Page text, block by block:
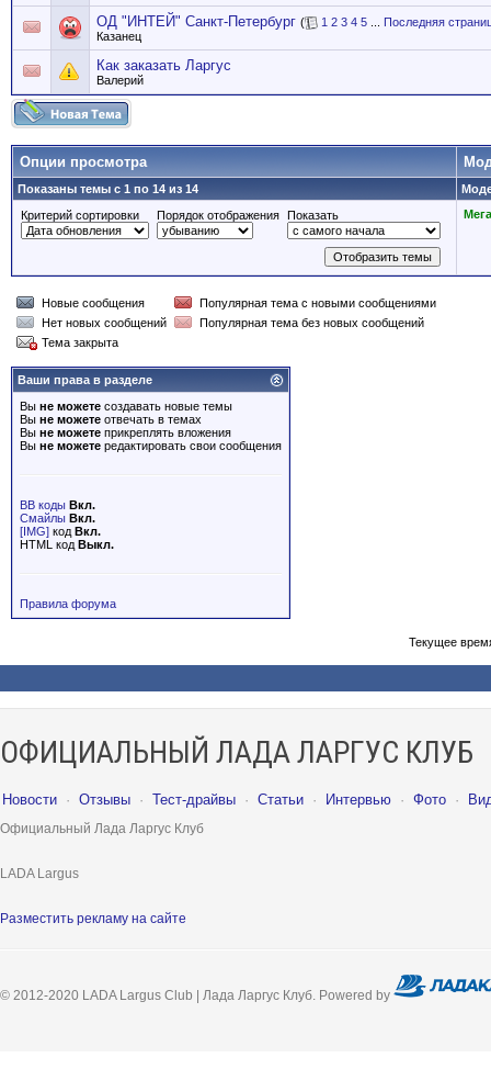
ОД "ИНТЕЙ" Санкт-Петербург ( 1 2 3 4 5
Последняя
Казанец
Как заказать Ларгус
Валерий
Опции просмотра
Показаны темы с 1 по 14 из 14
Критерий сортировки
Порядок отображения Показать
Новые сообщения
Популярная тема с новыми сообщениями
Нет новых сообщений
Популярная тема без новых сообщений
Тема закрыта
Ваши права в разделе
Вы не можете создавать новые темы
Вы не можете отвечать в темах
Вы не можете прикреплять вложения
Вы не можете редактировать свои сообщения
BB коды Вкл.
Смайлы Вкл.
[IMG] код Вкл.
HTML код Выкл.
Правила форума
Текущее
ОФИЦИАЛЬНЫЙ ЛАДА ЛАРГУС КЛУБ
Новости · Отзывы · Тест-драйвы · Статьи · Интервью · Фото ·
Официальный Лада Ларгус Клуб
LADA Largus
Разместить рекламу на сайте
© 2012-2020 LADA Largus Club | Лада Ларгус Клуб. Powered by